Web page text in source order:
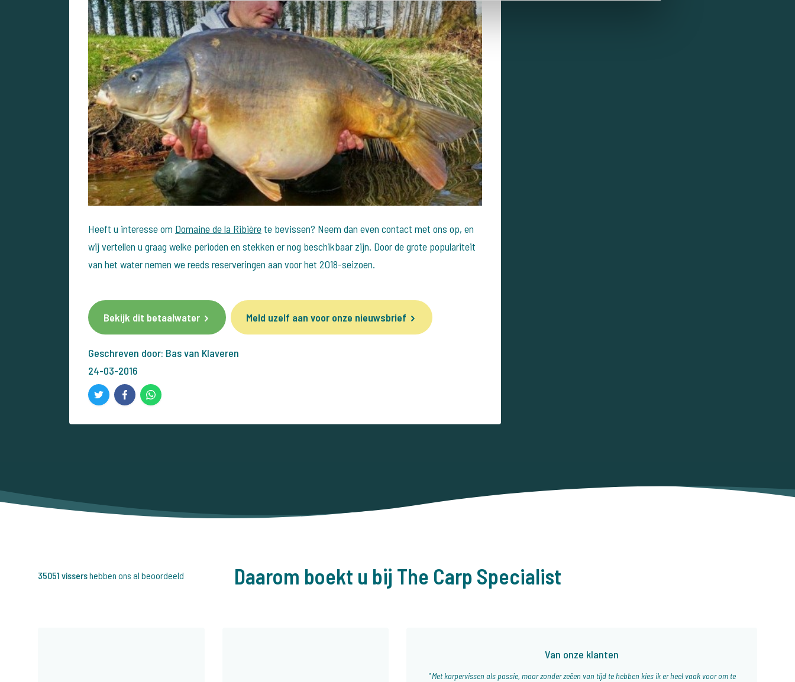
Heeft u interesse om Domaine de la Ribièrete bevissen? Neem dan even contact met ons op, en
wij vertellen u graag welke perioden en stekken er nog beschikbaar zijn. Door de grote populariteit
van het water nemen we reeds reserveringen aan voor het 2018-seizoen.
Bekijk dit betaalwater Meld uzelf aan voor onze nieuwsbrief
Geschreven door: Bas van Klaveren
24-03-2016
Daarom boekt u bij The Carp Specialist
35051 vissershebben ons al beoordeeld
Van onze klanten
Met karpervissen als passie, maar zonder zeëen van tijd te hebben kies ik er heel vaak voor om te